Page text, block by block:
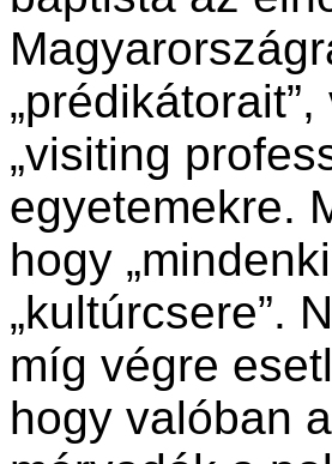
„visiting
egyetemekre.
hogy
„kultúrcsere”.
míg végre
hogy valóban